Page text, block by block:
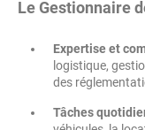
Le Gestionnaire
Expertise et
logistique,
des
Tâches